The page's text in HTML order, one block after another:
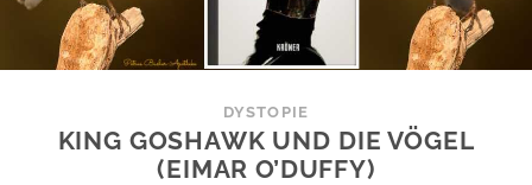
DYSTOPIE
KING GOSHAWK UND DIE VÖGEL
(EIMAR O’DUFFY)